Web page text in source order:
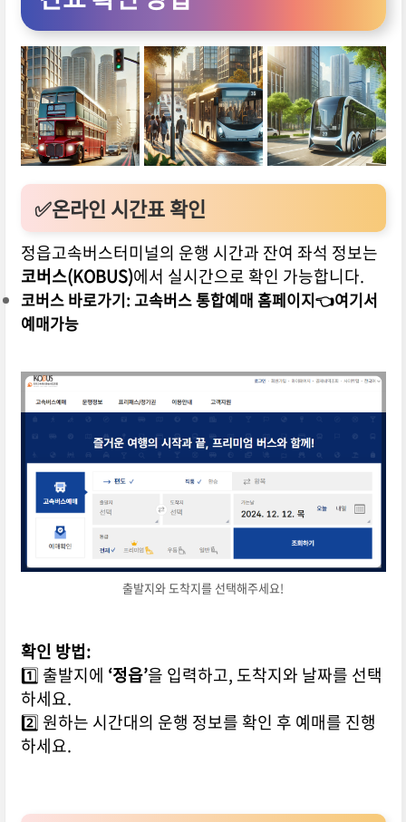
✅온라인 시간표 확인
정읍고속버스터미널의 운행 시간과 잔여 좌석 정보는
코버스(KOBUS)에서 실시간으로 확인 가능합니다.
코버스 바로가기: 고속버스 통합예매 홈페이지👈여기서
예매가능
출발지와 도착지를 선택해주세요!
확인 방법:
1️⃣ 출발지에 ‘정읍’을 입력하고, 도착지와 날짜를 선택
하세요.
2️⃣ 원하는 시간대의 운행 정보를 확인 후 예매를 진행
하세요.